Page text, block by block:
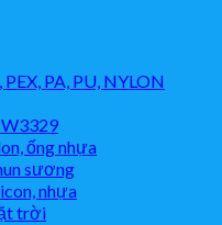
PA, PU, NYLON
ống nhựa
sương
nhựa
trời